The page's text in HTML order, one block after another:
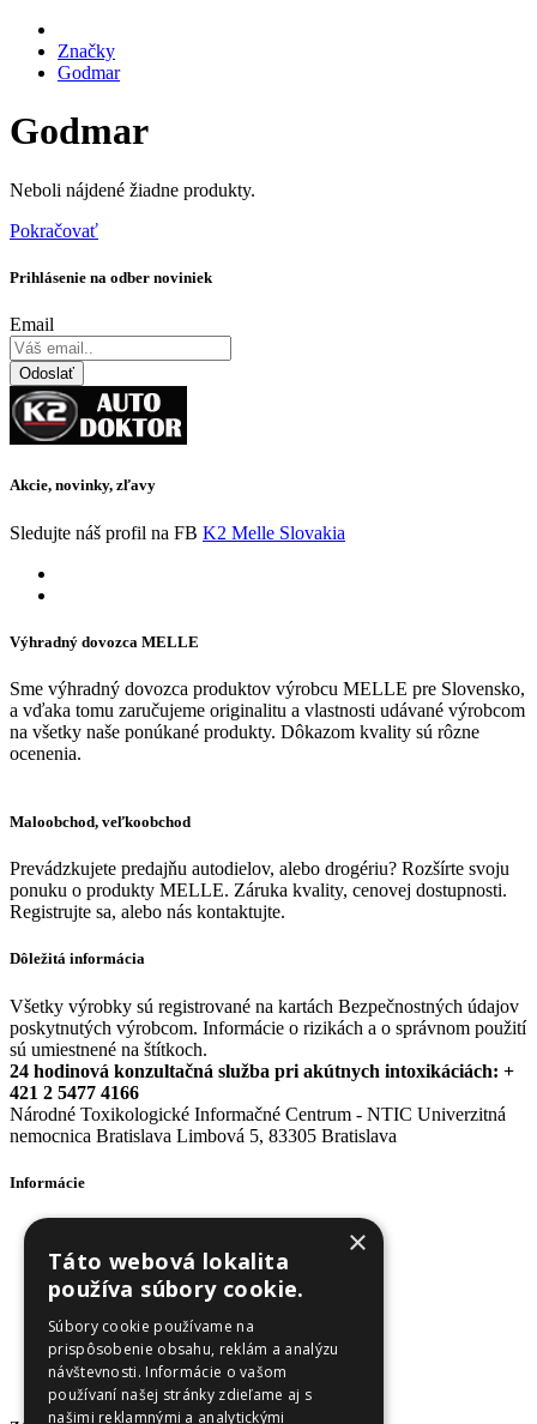
Značky
Godmar
Godmar
Neboli nájdené žiadne produkty.
Pokračovať
Prihlásenie na odber noviniek
Email
Odoslať
Akcie, novinky, zľavy
Sledujte náš profil na FB K2 Melle Slovakia
Výhradný dovozca MELLE
Sme výhradný dovozca produktov výrobcu MELLE pre Slovensko,
a vďaka tomu zaručujeme originalitu a vlastnosti udávané výrobcom
na všetky naše ponúkané produkty. Dôkazom kvality sú rôzne
ocenenia.
Maloobchod, veľkoobchod
Prevádzkujete predajňu autodielov, alebo drogériu? Rozšírte svoju
ponuku o produkty MELLE. Záruka kvality, cenovej dostupnosti.
Registrujte sa, alebo nás kontaktujte.
Dôležitá informácia
Všetky výrobky sú registrované na kartách Bezpečnostných údajov
poskytnutých výrobcom. Informácie o rizikách a o správnom použití
sú umiestnené na štítkoch.
24 hodinová konzultačná služba pri akútnych intoxikáciách: +
421 2 5477 4166
Národné Toxikologické Informačné Centrum - NTIC Univerzitná
nemocnica Bratislava Limbová 5, 83305 Bratislava
Informácie
Odstúpenie od zmluvy
Reklamačný poriadok
Doprava a platba
Ochrana osobných údajov
Ochrana osobných údajov - newsletter
Zásady používania cookies
O nás
×
Táto webová lokalita
používa súbory cookie.
Súbory cookie používame na
prispôsobenie obsahu, reklám a analýzu
návštevnosti. Informácie o vašom
používaní našej stránky zdieľame aj s
našimi reklamnými a analytickými